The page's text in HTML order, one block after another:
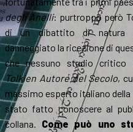
degli Anelli: purtroppo però
di un dibattito di natura
danneggiato la ricezione di
che nessuno studio critico
Tolkien Autore del Secolo,
massimo esperto italiano della
stato fatto conoscere al
collana. Come può uno